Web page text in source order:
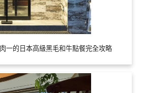
一的日本高級黑毛和牛點餐完全攻略